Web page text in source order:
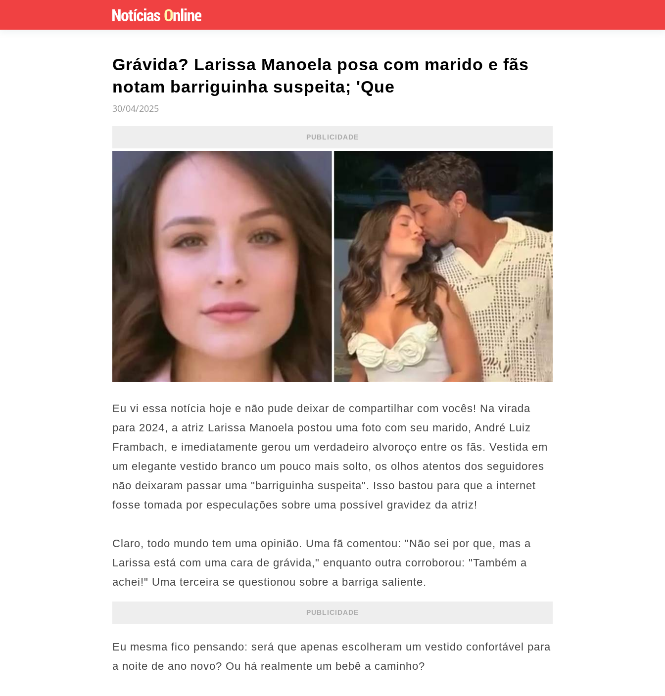
Grávida? Larissa Manoela posa com marido e fãs
notam barriguinha suspeita; 'Que
30/04/2025
PUBLICIDADE
Eu vi essa notícia hoje e não pude deixar de compartilhar com vocês! Na virada
para 2024, a atriz Larissa Manoela postou uma foto com seu marido, André Luiz
Frambach, e imediatamente gerou um verdadeiro alvoroço entre os fãs. Vestida em
um elegante vestido branco um pouco mais solto, os olhos atentos dos seguidores
não deixaram passar uma "barriguinha suspeita". Isso bastou para que a internet
fosse tomada por especulações sobre uma possível gravidez da atriz!
Claro, todo mundo tem uma opinião. Uma fã comentou: "Não sei por que, mas a
Larissa está com uma cara de grávida," enquanto outra corroborou: "Também a
achei!" Uma terceira se questionou sobre a barriga saliente.
PUBLICIDADE
Eu mesma fico pensando: será que apenas escolheram um vestido confortável para
a noite de ano novo? Ou há realmente um bebê a caminho?